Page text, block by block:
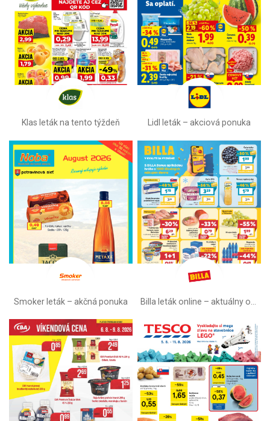
Klas leták na tento týždeň Lidl leták –⁠ akciová ponuka
Smoker leták – akčná ponuka